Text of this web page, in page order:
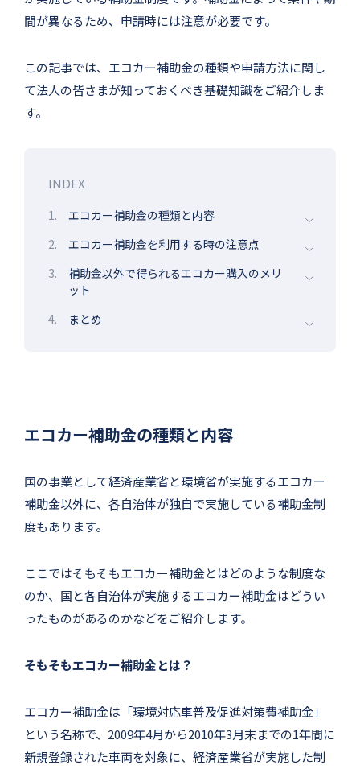
間が異なるため、申請時には注意が必要です。
この記事では、エコカー補助金の種類や申請方法に関し
て法人の皆さまが知っておくべき基礎知識をご紹介しま
す。
INDEX
1.
エコカー補助金の種類と内容
2.
エコカー補助金を利用する時の注意点
3.
補助金以外で得られるエコカー購入のメリ
ット
4.
まとめ
エコカー補助金の種類と内容
国の事業として経済産業省と環境省が実施するエコカー
補助金以外に、各自治体が独自で実施している補助金制
度もあります。
ここではそもそもエコカー補助金とはどのような制度な
のか、国と各自治体が実施するエコカー補助金はどうい
ったものがあるのかなどをご紹介します。
そもそもエコカー補助金とは？
エコカー補助金は「環境対応車普及促進対策費補助金」
という名称で、2009年4月から2010年3月末までの1年間に
新規登録された車両を対象に、経済産業省が実施した制